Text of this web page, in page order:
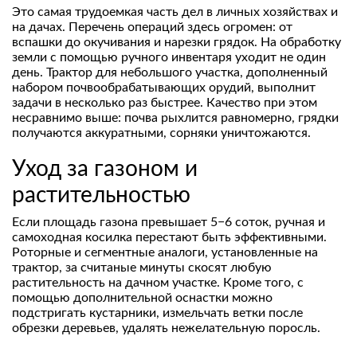
Это самая трудоемкая часть дел в личных хозяйствах и
на дачах. Перечень операций здесь огромен: от
вспашки до окучивания и нарезки грядок. На обработку
земли с помощью ручного инвентаря уходит не один
день. Трактор для небольшого участка, дополненный
набором почвообрабатывающих орудий, выполнит
задачи в несколько раз быстрее. Качество при этом
несравнимо выше: почва рыхлится равномерно, грядки
получаются аккуратными, сорняки уничтожаются.
Уход за газоном и
растительностью
Если площадь газона превышает 5−6 соток, ручная и
самоходная косилка перестают быть эффективными.
Роторные и сегментные аналоги, установленные на
трактор, за считаные минуты скосят любую
растительность на дачном участке. Кроме того, с
помощью дополнительной оснастки можно
подстригать кустарники, измельчать ветки после
обрезки деревьев, удалять нежелательную поросль.